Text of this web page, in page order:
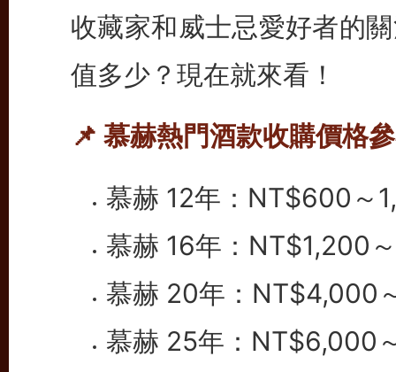
收藏家和威士忌愛好者的
值多少？現在就來看！
📌 慕赫熱門酒款收購價格
慕赫 12年：NT$600～
慕赫 16年：NT$1,200
慕赫 20年：NT$4,000
慕赫 25年：NT$6,000